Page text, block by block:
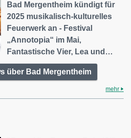
Bad Mergentheim kündigt für
2025 musikalisch-kulturelles
Feuerwerk an - Festival
„Annotopia“ im Mai,
Fantastische Vier, Lea und…
über Bad Mergentheim
mehr